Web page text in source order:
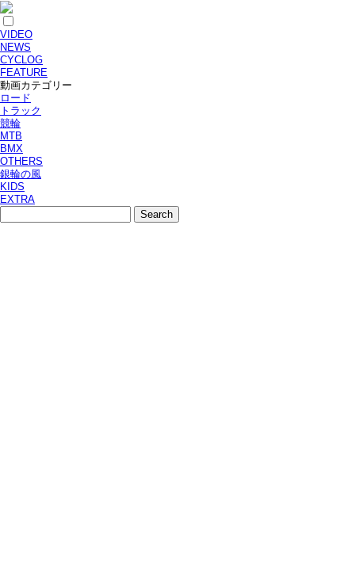
VIDEO
NEWS
CYCLOG
FEATURE
動画カテゴリー
ロード
トラック
競輪
MTB
BMX
OTHERS
銀輪の風
KIDS
EXTRA